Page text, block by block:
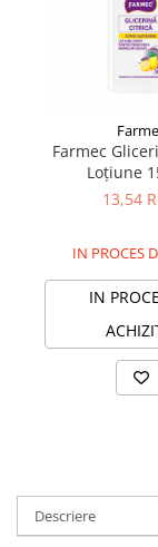
Vitamine si
Farmec
Loțiune
13,54
IN PROCES
IN
Descriere